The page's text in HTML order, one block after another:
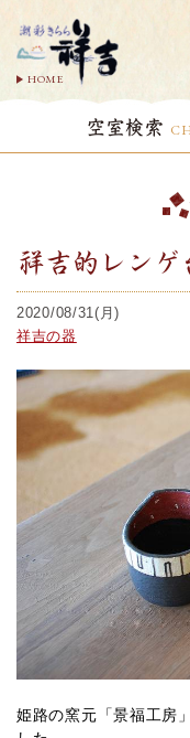
HOME
空室検索
祥吉的レンゲ
2020/08/31(月)
祥吉の器
姫路の窯元「景福工房